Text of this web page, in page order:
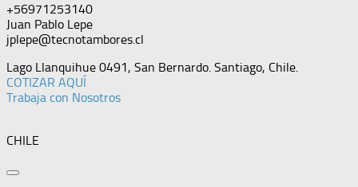
+56971253140
Juan Pablo Lepe
jplepe@tecnotambores.cl
Lago Llanquihue 0491, San Bernardo. Santiago, Chile.
COTIZAR AQUÍ
Trabaja con Nosotros
CHILE